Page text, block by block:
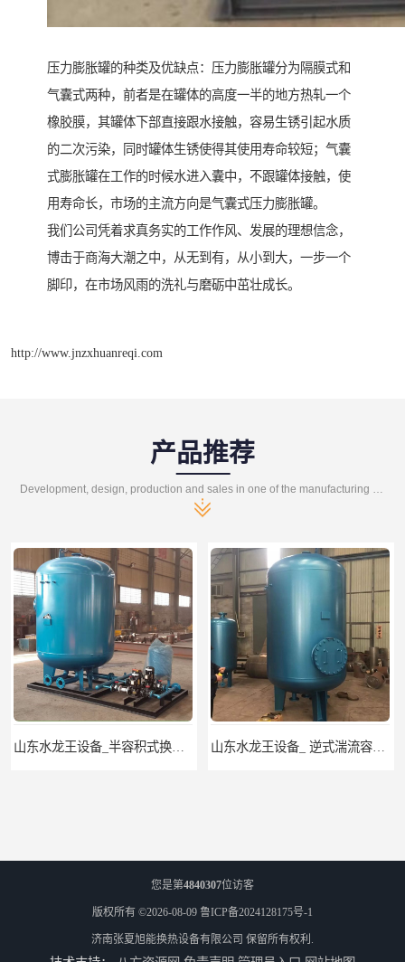
压力膨胀罐的种类及优缺点：压力膨胀罐分为隔膜式和
气囊式两种，前者是在罐体的高度一半的地方热轧一个
橡胶膜，其罐体下部直接跟水接触，容易生锈引起水质
的二次污染，同时罐体生锈使得其使用寿命较短；气囊
式膨胀罐在工作的时候水进入囊中，不跟罐体接触，使
用寿命长，市场的主流方向是气囊式压力膨胀罐。
我们公司凭着求真务实的工作作风、发展的理想信念，
博击于商海大潮之中，从无到有，从小到大，一步一个
脚印，在市场风雨的洗礼与磨砺中茁壮成长。
http://www.jnzxhuanreqi.com
产品推荐
您是第4840307位访客
版权所有 ©2026-08-09 鲁ICP备2024128175号-1
济南张夏旭能换热设备有限公司 保留所有权利.